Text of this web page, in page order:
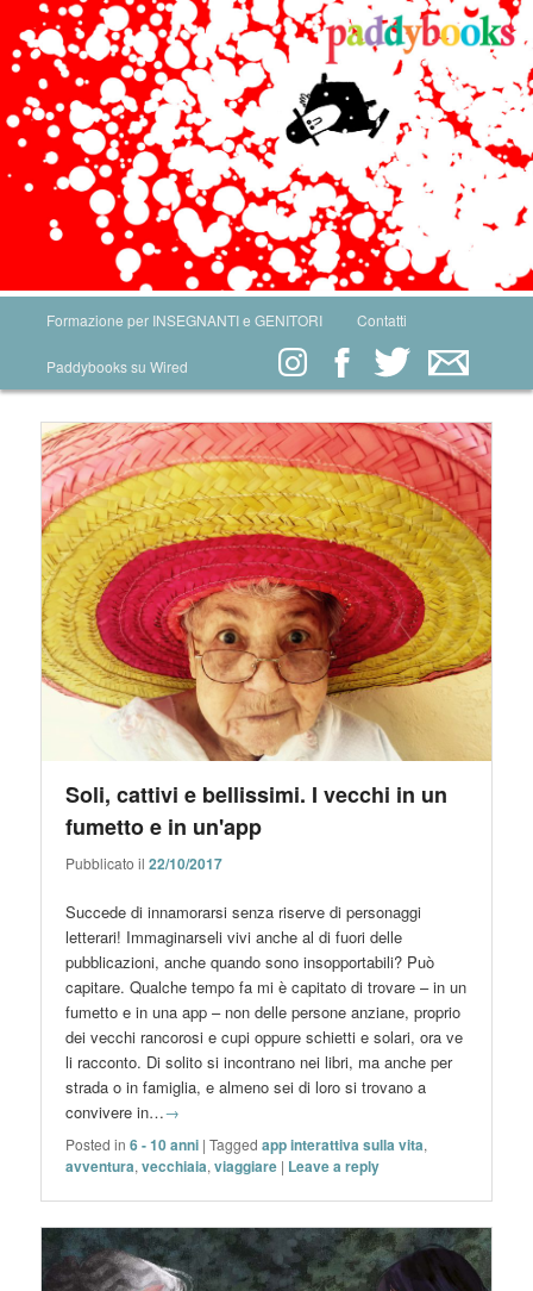
Skip to primary content
Skip to secondary content
Formazione per INSEGNANTI e GENITORI Contatti
Paddybooks su Wired
Soli, cattivi e bellissimi. I vecchi in un
fumetto e in un'app
Pubblicato il22/10/2017
Succede di innamorarsi senza riserve di personaggi
letterari! Immaginarseli vivi anche al di fuori delle
pubblicazioni, anche quando sono insopportabili? Può
capitare. Qualche tempo fa mi è capitato di trovare – in un
fumetto e in una app – non delle persone anziane, proprio
dei vecchi rancorosi e cupi oppure schietti e solari, ora ve
li racconto. Di solito si incontrano nei libri, ma anche per
strada o in famiglia, e almeno sei di loro si trovano a
convivere in…→
Posted in 6 - 10 anni |Tagged app interattiva sulla vita,
avventura,vecchiaia,viaggiare | Leave a reply